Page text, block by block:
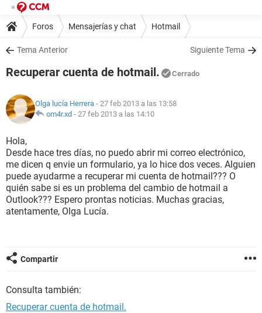
Foros Mensajerías y chat Hotmail
Tema Anterior Siguiente Tema
Recuperar cuenta de hotmail. Cerrado
Olga lucía Herrera - 27 feb 2013 a las 13:58
om4r.xd - 27 feb 2013 a las 14:10
Hola,
Desde hace tres días, no puedo abrir mi correo electrónico,
me dicen q envie un formulario, ya lo hice dos veces. Alguien
puede ayudarme a recuperar mi cuenta de hotmail??? O
quién sabe si es un problema del cambio de hotmail a
Outlook??? Espero prontas noticias. Muchas gracias,
atentamente, Olga Lucía.
Compartir
Consulta también:
Recuperar cuenta de hotmail.